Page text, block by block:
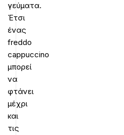
γεύματα.
Έτσι
ένας
freddo
cappuccino
μπορεί
να
φτάνει
μέχρι
και
τις